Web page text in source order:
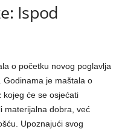
Ispod
o početku novog poglavlja
Godinama je maštala o
će se osjećati
materijalna dobra, već
Upoznajući svog